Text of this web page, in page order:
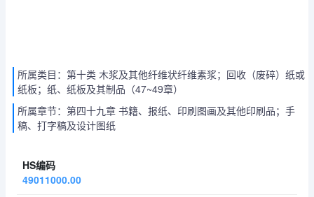
所属类目：第十类 木浆及其他纤维状纤维素浆；回收（废碎）纸或
纸板；纸、纸板及其制品（47~49章）
所属章节：第四十九章 书籍、报纸、印刷图画及其他印刷品；手
稿、打字稿及设计图纸
49011000.00